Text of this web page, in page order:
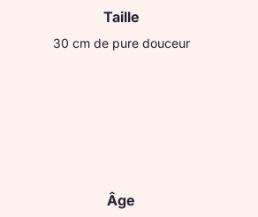
Taille
30 cm de pure douceur
Âge